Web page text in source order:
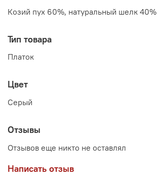
Козий пух 60%, натуральный шелк 40%
Тип товара
Платок
Цвет
Серый
Отзывы
Отзывов еще никто не оставлял
Написать отзыв